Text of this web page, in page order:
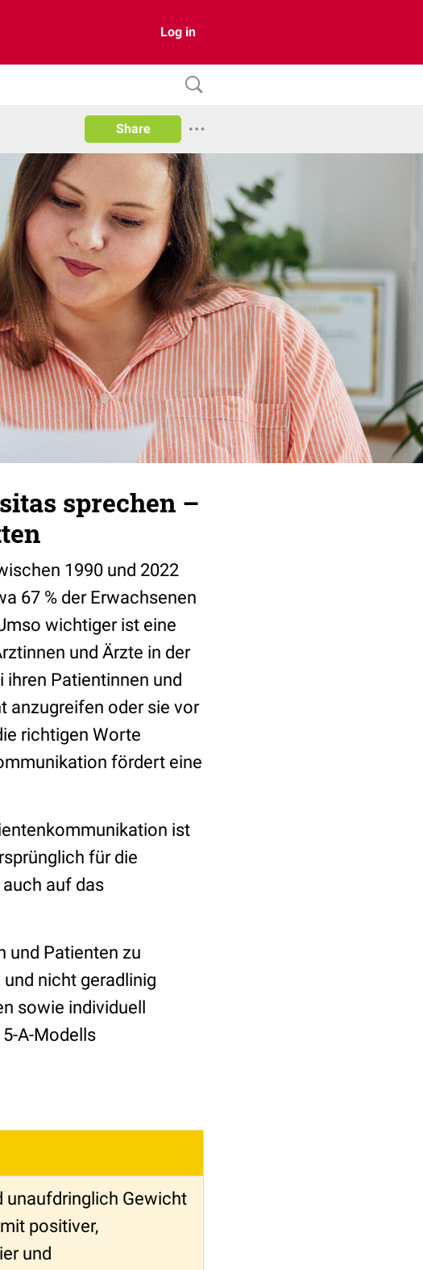
Log in
Share
sprechen –
1990 und 2022
67 % der Erwachsenen
wichtiger ist eine
und Ärzte in der
Patientinnen und
anzugreifen oder sie vor
richtigen Worte
fördert eine
ist
für die
auf das
und Patienten zu
nicht geradlinig
sowie individuell
A-Modells
unaufdringlich Gewicht
positiver,
und